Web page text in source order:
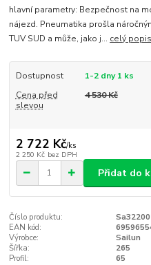
hlavní parametry: Bezpečnost na
nájezd. Pneumatika prošla
TUV SUD a může, jako j... celý popis
Dostupnost
1-2 dny 1 ks
Cena před
slevou
4 530 Kč
2 722 Kč/ks
2 250 Kč bez DPH
Přidat do
Číslo produktu:
EAN kód:
Výrobce:
Sailun
Šířka:
265
Profil:
65